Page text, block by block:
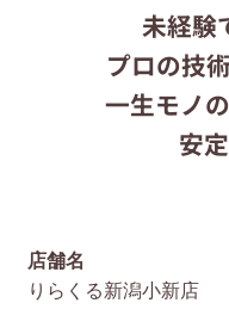
未経験
プロの技
一生モノ
安
店舗名
りらくる新潟小新店